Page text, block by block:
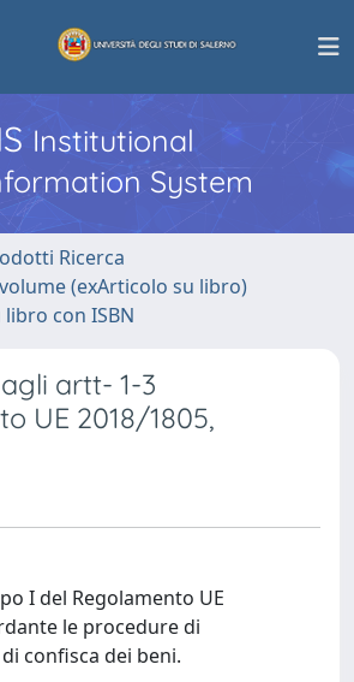
Institutional
System
Ricerca
(exArticolo su libro)
con ISBN
artt- 1-3
UE 2018/1805,
I del Regolamento UE
le procedure di
confisca dei beni.